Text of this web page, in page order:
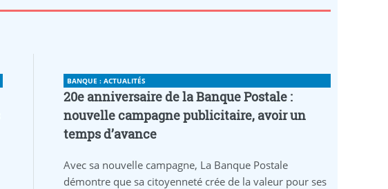
BANQUE : ACTUALITÉS
20e anniversaire de la Banque Postale :
nouvelle campagne publicitaire, avoir un
temps d’avance
Avec sa nouvelle campagne, La Banque Postale
démontre que sa citoyenneté crée de la valeur pour ses